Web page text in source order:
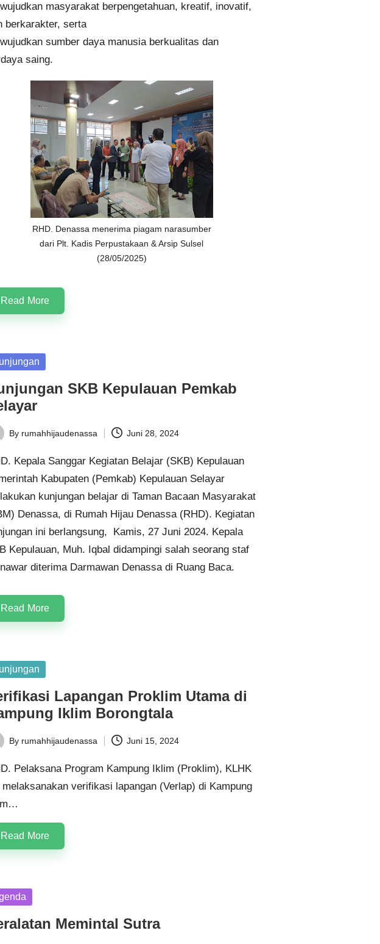
masyarakat berpengetahuan, kreatif, inovatif,
berkarakter, serta
sumber daya manusia berkualitas dan
saing.
RHD. Denassa menerima piagam narasumber
dari Plt. Kadis Perpustakaan & Arsip Sulsel
(28/05/2025)
Read More
SKB Kepulauan Pemkab
By rumahhijaudenassa Juni 28, 2024
Kepala Sanggar Kegiatan Belajar (SKB) Kepulauan
Kabupaten (Pemkab) Kepulauan Selayar
kunjungan belajar di Taman Bacaan Masyarakat
) Denassa, di Rumah Hijau Denassa(RHD). Kegiatan
ini berlangsung, Kamis, 27 Juni 2024. Kepala
Kepulauan, Muh. Iqbal didampingi salah seorang staf
diterima Darmawan Denassa di Ruang Baca.
Read More
Lapangan Proklim Utama di
Iklim Borongtala
By rumahhijaudenassa Juni 15, 2024
Pelaksana Program Kampung Iklim (Proklim), KLHK
melaksanakan verifikasi lapangan (Verlap) di Kampung
Read More
Memintal Sutra